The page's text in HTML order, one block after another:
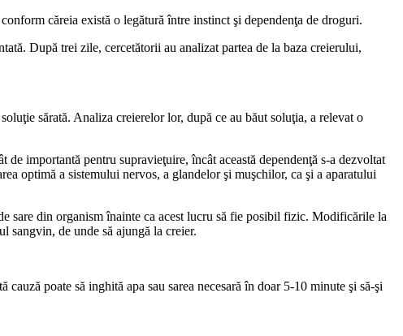
căreia există o legătură între instinct şi dependenţa de droguri.
După trei zile, cercetătorii au analizat partea de la baza creierului,
sărată. Analiza creierelor lor, după ce au băut soluţia, a relevat o
importantă pentru supravieţuire, încât această dependenţă s-a dezvoltat
optimă a sistemului nervos, a glandelor şi muşchilor, ca şi a aparatului
sare din organism înainte ca acest lucru să fie posibil fizic. Modificările la
sangvin, de unde să ajungă la creier.
poate să inghită apa sau sarea necesară în doar 5-10 minute şi să-şi